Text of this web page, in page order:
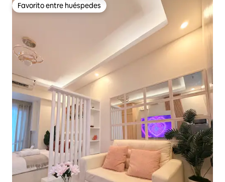
Favorito entre huéspedes
Favorito entre huéspedes